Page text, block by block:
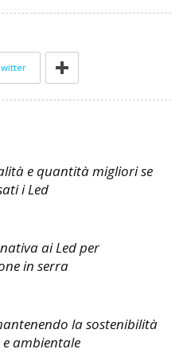
e quantità migliori se
i Led
ai Led per
in serra
la sostenibilità
ambientale